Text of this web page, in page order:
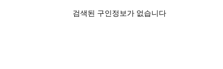
검색된 구인정보가 없습니다